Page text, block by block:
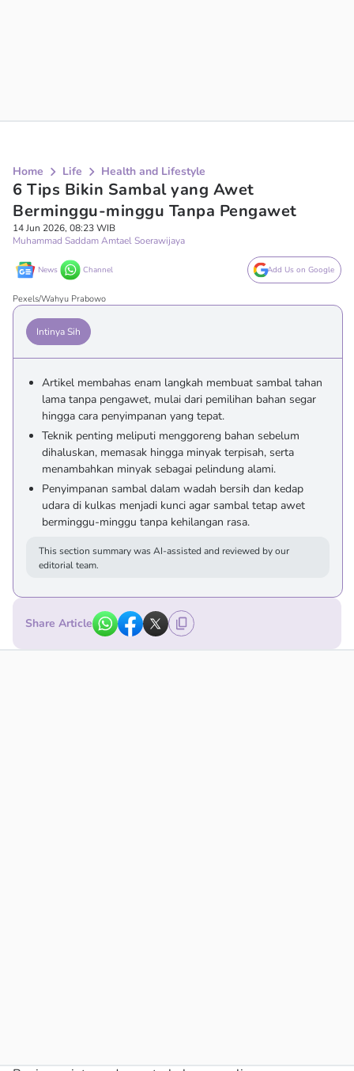
Home Life Health and Lifestyle
6 Tips Bikin Sambal yang Awet
Berminggu-minggu Tanpa Pengawet
14 Jun 2026, 08:23 WIB
Muhammad Saddam Amtael Soerawijaya
News Channel Add Us on Google
Pexels/Wahyu Prabowo
Intinya Sih
Artikel membahas enam langkah membuat sambal tahan
lama tanpa pengawet, mulai dari pemilihan bahan segar
hingga cara penyimpanan yang tepat.
Teknik penting meliputi menggoreng bahan sebelum
dihaluskan, memasak hingga minyak terpisah, serta
menambahkan minyak sebagai pelindung alami.
Penyimpanan sambal dalam wadah bersih dan kedap
udara di kulkas menjadi kunci agar sambal tetap awet
berminggu-minggu tanpa kehilangan rasa.
This section summary was AI-assisted and reviewed by our
editorial team.
Share Article